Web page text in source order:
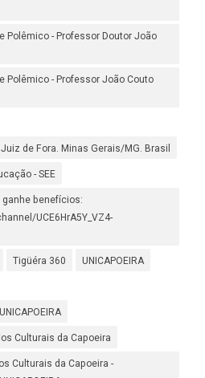
Polêmico - Professor Doutor João
Polêmico - Professor João Couto
de Fora. Minas Gerais/MG. Brasil
- SEE
benefícios:
UCE6HrA5Y_VZ4-
Tigüéra 360 UNICAPOEIRA
Culturais da Capoeira
Culturais da Capoeira -